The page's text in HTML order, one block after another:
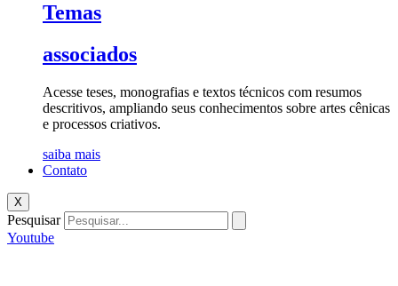
Temas
associados
Acesse teses, monografias e textos técnicos com resumos
descritivos, ampliando seus conhecimentos sobre artes cênicas
e processos criativos.
saiba mais
Contato
X
Pesquisar
Youtube